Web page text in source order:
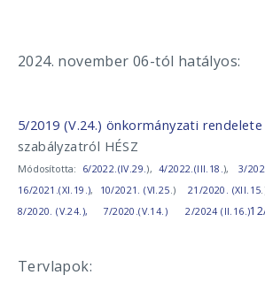
2024. november 06-tól hatályos:
5/2019 (V.24.) önkormányzati rendelete
szabályzatról HÉSZ
Módosította: 6/2022.(IV.29.),4/2022.(III.18.),3/
16/2021.(XI.19.), 10/2021. (VI.25.) 21/2020. (XII.15
8/2020. (V.24.),
7/2020.(V.14.) 2/2024 (II.16.)
Tervlapok: